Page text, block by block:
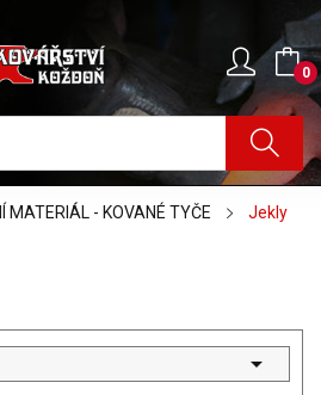
0
MATERIÁL - KOVANÉ TYČE Jekly
